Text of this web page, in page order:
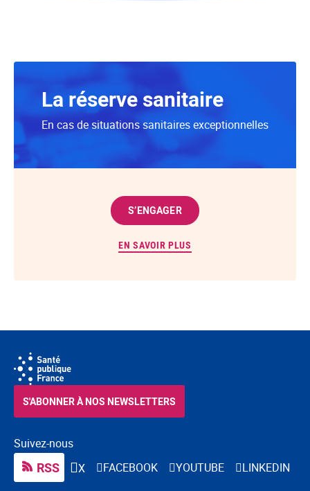
La réserve sanitaire
En cas de situations sanitaires exceptionnelles
S’ENGAGER
EN SAVOIR PLUS
Suivez-nous
RSS X FACEBOOK YOUTUBE
LINKEDIN
S'ABONNER À NOS NEWSLETTERS